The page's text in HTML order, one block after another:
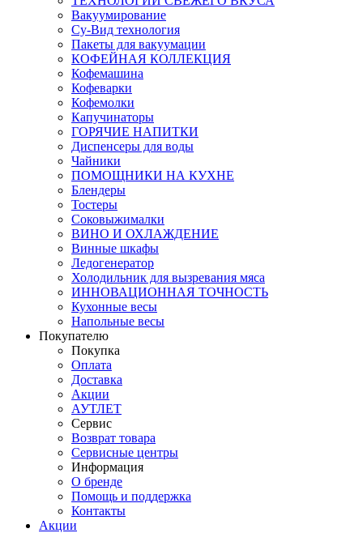
Вакуумирование
Су-Вид технология
Пакеты для вакуумации
КОФЕЙНАЯ КОЛЛЕКЦИЯ
Кофемашина
Кофеварки
Кофемолки
Капучинаторы
ГОРЯЧИЕ НАПИТКИ
Диспенсеры для воды
Чайники
ПОМОЩНИКИ НА КУХНЕ
Блендеры
Тостеры
Соковыжималки
ВИНО И ОХЛАЖДЕНИЕ
Винные шкафы
Ледогенератор
Холодильник для вызревания мяса
ИННОВАЦИОННАЯ ТОЧНОСТЬ
Кухонные весы
Напольные весы
Покупателю
Покупка
Оплата
Доставка
Акции
АУТЛЕТ
Сервис
Возврат товара
Сервисные центры
Информация
О бренде
Помощь и поддержка
Контакты
Акции